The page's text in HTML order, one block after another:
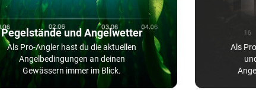
Pegelstände und Angelwetter
Als Pro-Angler hast du die aktuellen
Angelbedingungen an deinen
Gewässern immer im Blick.
Als